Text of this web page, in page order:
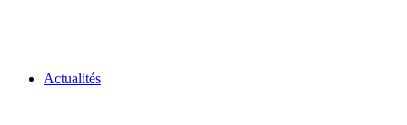
Actualités